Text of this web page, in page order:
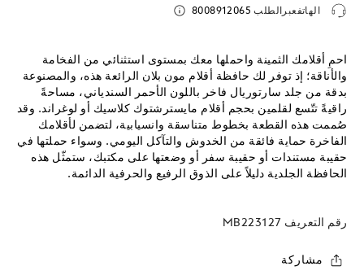
الهاتفعبرالطلب 8008912065
احمِ أقلامك الثمينة واحملها معك بمستوى استثنائي من الفخامة
والأناقة؛ إذ توفر لك حافظة أقلام مون بلان الرائعة هذه، والمصنوعة
بدقة من جلد سارتوريال فاخر باللون الأحمر السندياني، مساحةً
راقيةً تتّسع لقلمين بحجم أقلام مايسترشتوك كلاسيك أو لوغراند. وقد
صُممت هذه القطعة بخطوط متناسقة وانسيابية، لتضمن لأقلامك
الفاخرة حماية فائقة من الخدوش والتآكل اليومي. وسواء حملتها في
حقيبة مستندات أو حقيبة سفر أو وضعتها على مكتبك، ستمثّل هذه
الحافظة الجلدية دليلاً على الذوق الرفيع والحرفية الدائمة.
رقم التعريف MB223127
مشاركة